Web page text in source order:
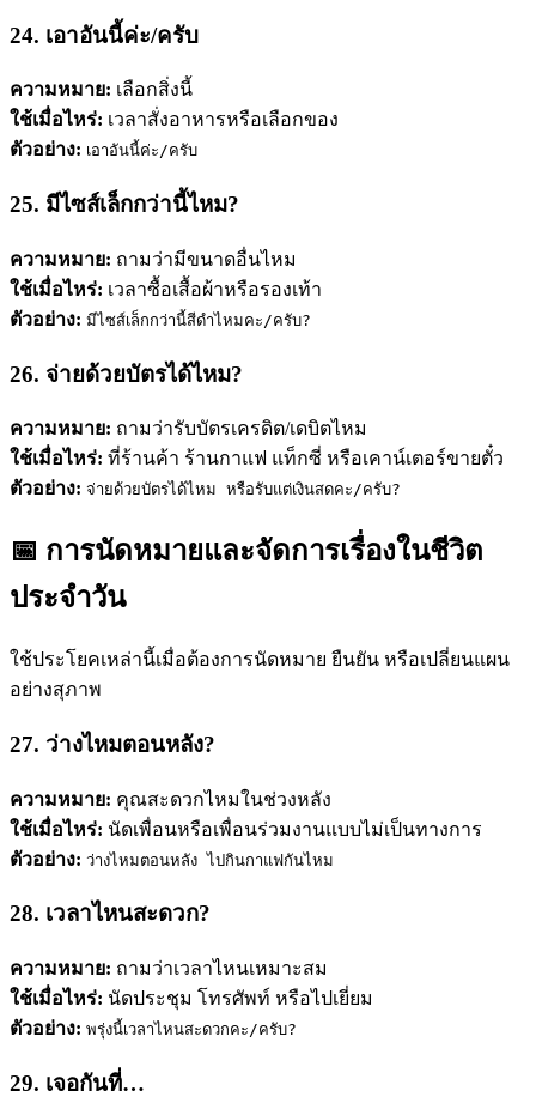
24. เอาอันนี้ค่ะ/ครับ
ความหมาย: เลือกสิ่งนี้
ใช้เมื่อไหร่: เวลาสั่งอาหารหรือเลือกของ
ตัวอย่าง: เอาอันนี้ค่ะ/ครับ
25. มีไซส์เล็กกว่านี้ไหม?
ความหมาย: ถามว่ามีขนาดอื่นไหม
ใช้เมื่อไหร่: เวลาซื้อเสื้อผ้าหรือรองเท้า
ตัวอย่าง: มีไซส์เล็กกว่านี้สีดำไหมคะ/ครับ?
26. จ่ายด้วยบัตรได้ไหม?
ความหมาย: ถามว่ารับบัตรเครดิต/เดบิตไหม
ใช้เมื่อไหร่: ที่ร้านค้า ร้านกาแฟ แท็กซี่ หรือเคาน์เตอร์ขายตั๋ว
ตัวอย่าง: จ่ายด้วยบัตรได้ไหม หรือรับแต่เงินสดคะ/ครับ?
📅 การนัดหมายและจัดการเรื่องในชีวิต
ประจำวัน
ใช้ประโยคเหล่านี้เมื่อต้องการนัดหมาย ยืนยัน หรือเปลี่ยนแผน
อย่างสุภาพ
27. ว่างไหมตอนหลัง?
ความหมาย: คุณสะดวกไหมในช่วงหลัง
ใช้เมื่อไหร่: นัดเพื่อนหรือเพื่อนร่วมงานแบบไม่เป็นทางการ
ตัวอย่าง: ว่างไหมตอนหลัง ไปกินกาแฟกันไหม
28. เวลาไหนสะดวก?
ความหมาย: ถามว่าเวลาไหนเหมาะสม
ใช้เมื่อไหร่: นัดประชุม โทรศัพท์ หรือไปเยี่ยม
ตัวอย่าง: พรุ่งนี้เวลาไหนสะดวกคะ/ครับ?
29. เจอกันที่…